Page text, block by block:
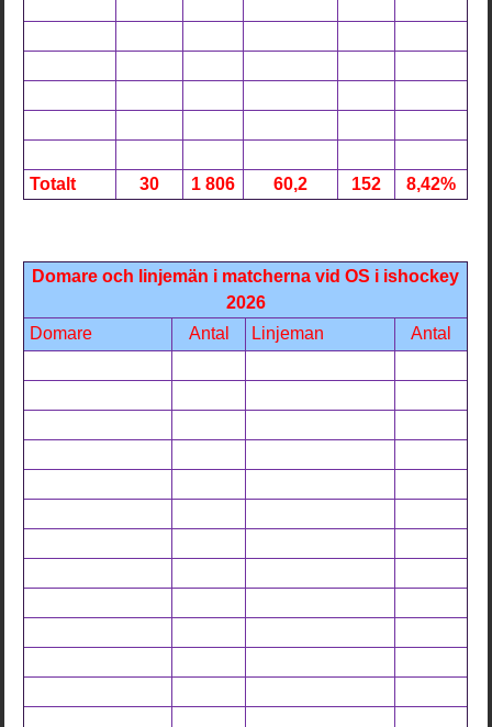
Totalt 30 1 806 60,2 152 8,42%
Domare och linjemän i matcherna vid OS i ishockey
2026
Domare
Antal Linjeman Antal